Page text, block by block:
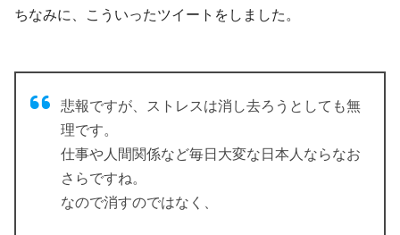
ちなみに、こういったツイートをしました。
悲報ですが、ストレスは消し去ろうとしても無
理です。
仕事や人間関係など毎日大変な日本人ならなお
さらですね。
なので消すのではなく、